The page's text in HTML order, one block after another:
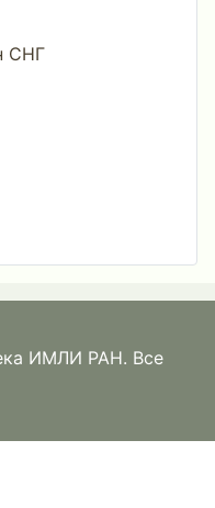
СНГ
ИМЛИ РАН. Все